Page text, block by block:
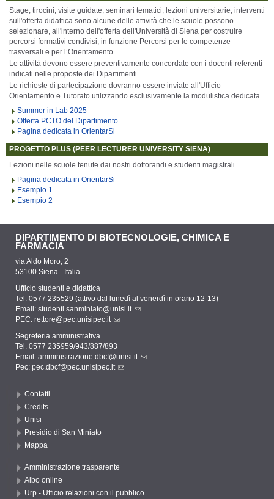
Stage, tirocini, visite guidate, seminari tematici, lezioni universitarie, interventi
sull'offerta didattica sono alcune delle attività che le scuole possono
selezionare, all'interno dell'offerta dell'Università di Siena per costruire
percorsi formativi condivisi, in funzione Percorsi per le competenze
trasversali e per l’Orientamento.
Le attività devono essere preventivamente concordate con i docenti referenti
indicati nelle proposte dei Dipartimenti.
Le richieste di partecipazione dovranno essere inviate all'Ufficio
Orientamento e Tutorato utilizzando esclusivamente la modulistica dedicata.
Summer in Lab 2025
Offerta PCTO del Dipartimento
Pagina dedicata in OrientarSi
PROGETTO PLUS (PEER LECTURER UNIVERSITY SIENA)
Lezioni nelle scuole tenute dai nostri dottorandi e studenti magistrali.
Pagina dedicata in OrientarSi
Esempio 1
Esempio 2
DIPARTIMENTO DI BIOTECNOLOGIE, CHIMICA E
FARMACIA
via Aldo Moro, 2
53100 Siena - Italia
Ufficio studenti e didattica
Tel. 0577 235529 (attivo dal lunedì al venerdì in orario 12-13)
Email: studenti.sanminiato@unisi.it
PEC: rettore@pec.unisipec.it
Segreteria amministrativa
Tel. 0577 235959/943/887/893
Email: amministrazione.dbcf@unisi.it
Pec: pec.dbcf@pec.unisipec.it
Contatti
Credits
Unisi
Presidio di San Miniato
Mappa
Amministrazione trasparente
Albo online
Urp - Ufficio relazioni con il pubblico